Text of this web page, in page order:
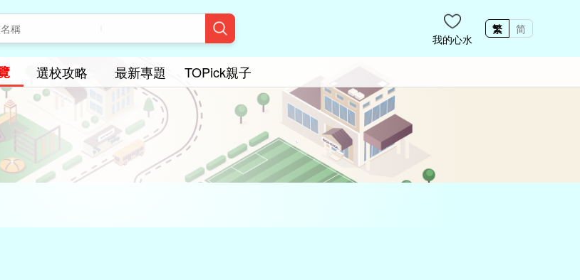
我的心水
繁 简
選校攻略 最新專題 TOPick親子